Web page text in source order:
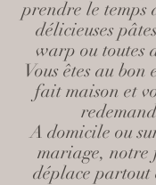
prendre le temps
délicieuses
warp ou toutes
Vous êtes au
fait maison et
A domicile ou
mariage, notre
déplace partout